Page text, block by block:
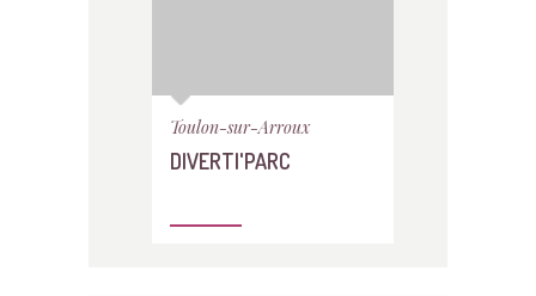
Toulon-sur-Arroux
DIVERTI'PARC